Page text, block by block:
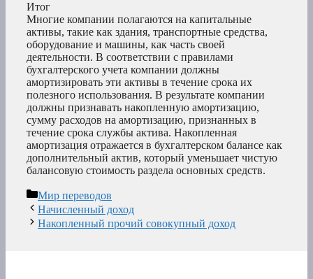
Итог
Многие компании полагаются на капитальные
активы, такие как здания, транспортные средства,
оборудование и машины, как часть своей
деятельности. В соответствии с правилами
бухгалтерского учета компании должны
амортизировать эти активы в течение срока их
полезного использования. В результате компании
должны признавать накопленную амортизацию,
сумму расходов на амортизацию, признанных в
течение срока службы актива. Накопленная
амортизация отражается в бухгалтерском балансе как
дополнительный актив, который уменьшает чистую
балансовую стоимость раздела основных средств.
Рубрики
Мир переводов
Начисленный доход
Накопленный прочий совокупный доход